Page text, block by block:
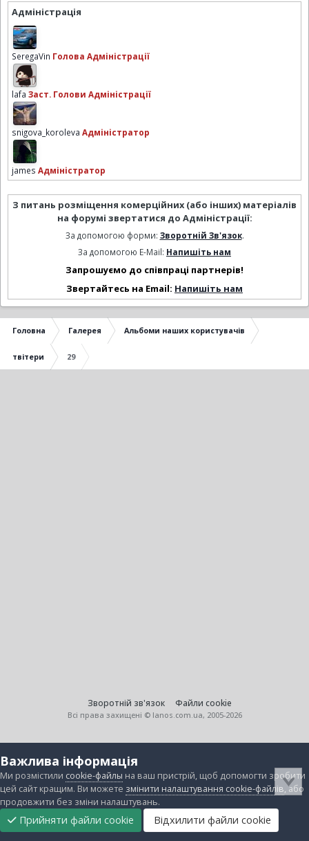
Адміністрація
SeregaVin Голова Адміністрації
lafa Заст. Голови Адміністрації
snigova_koroleva Адміністратор
james Адміністратор
З питань розміщення комерційних (або інших) матеріалів
на форумі звертатися до Адміністрації:
За допомогою форми: Зворотній Зв'язок.
За допомогою E-Mail: Напишіть нам
Запрошуємо до співпраці партнерів!
Звертайтесь на Email: Напишіть нам
Головна Галерея Альбоми наших користувачів
твітери 29
Зворотній зв'язок Файли cookie
Всі права захищені © lanos.com.ua, 2005-2026
Важлива інформація
Ми розмістили cookie-файлы на ваш пристрій, щоб допомогти зробити
цей сайт кращим. Ви можете змінити налаштування cookie-файлів, або
продовжити без зміни налаштувань.
Прийняти файли cookie Відхилити файли cookie
Головна
Підтримати
нас
Прибрати
рекламу
Завантаження Непрочитані Реєстрація